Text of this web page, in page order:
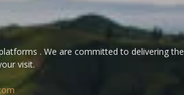
. We are committed to delivering the
visit.